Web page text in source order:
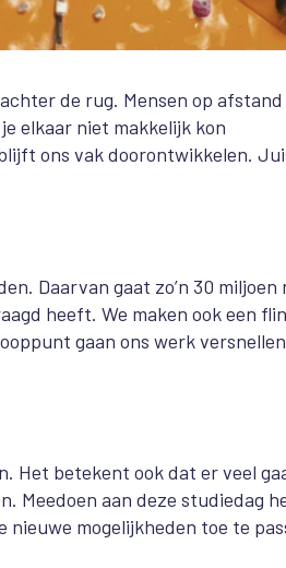
de rug. Mensen op afstand
elkaar niet makkelijk kon
ons vak doorontwikkelen.
Daarvan gaat zo’n 30 miljoen
heeft. We maken ook een
gaan ons werk
Het betekent ook dat er veel
Meedoen aan deze studiedag
nieuwe mogelijkheden toe te